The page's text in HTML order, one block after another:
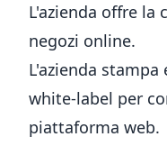
L'azienda offre la
negozi online.
L'azienda
white-label per
piattaforma web.